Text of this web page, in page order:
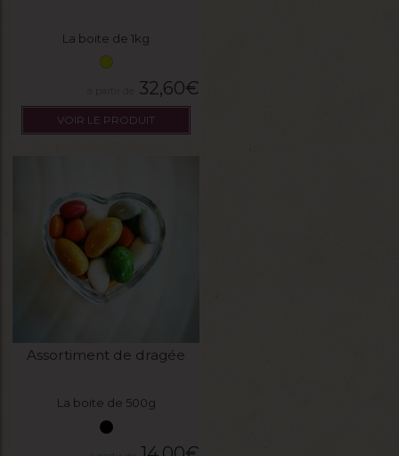
La boite de 1kg
32,60€
VOIR LE PRODUIT
Assortiment de dragée
La boite de 500g